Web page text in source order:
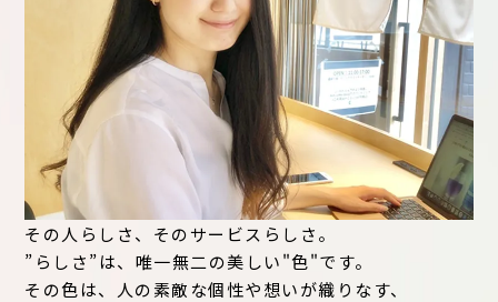
その人らしさ、そのサービスらしさ。
”らしさ”は、唯一無二の美しい"色"です。
その色は、人の素敵な個性や想いが織りなす、